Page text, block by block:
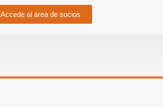
Accede al área de socios